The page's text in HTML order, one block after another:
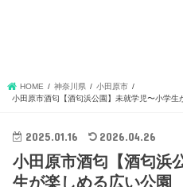
HOME 神奈川県
小田原市
小田原市酒匂【酒匂浜公園】未就学児〜小学生
2025.01.16 2026.04.26
小田原市酒匂【酒匂浜
生が楽しめる広い公園